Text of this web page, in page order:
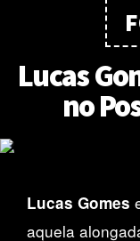
Lucas
no
Lucas Gomes
aquela